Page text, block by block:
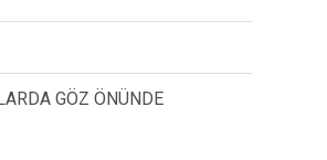
GÖZ ÖNÜNDE